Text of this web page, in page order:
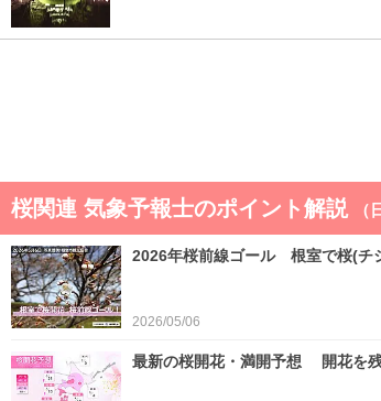
桜関連 気象予報士のポイント解説 （
2026年桜前線ゴール 根室で桜(チ
2026/05/06
最新の桜開花・満開予想 開花を